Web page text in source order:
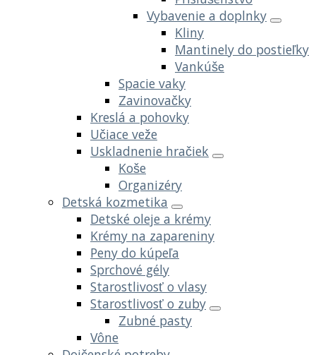
Vybavenie a doplnky
Kliny
Mantinely do postieľky
Vankúše
Spacie vaky
Zavinovačky
Kreslá a pohovky
Učiace veže
Uskladnenie hračiek
Koše
Organizéry
Detská kozmetika
Detské oleje a krémy
Krémy na zapareniny
Peny do kúpeľa
Sprchové gély
Starostlivosť o vlasy
Starostlivosť o zuby
Zubné pasty
Vône